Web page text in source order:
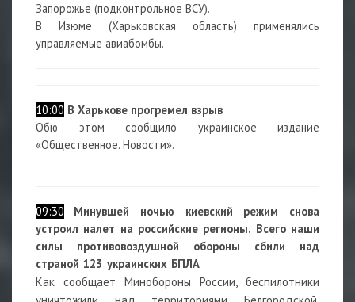
Запорожье (подконтрольное ВСУ).
В Изюме (Харьковская область) применялись
управляемые авиабомбы.
10:00 В Харькове прогремел взрыв
Обю этом сообщило украинское издание
«Общественное. Новости».
09:30
Минувшей ночью киевский режим снова
устроил налет на российские регионы. Всего наши
силы противовоздушной обороны сбили над
страной 123 украинских БПЛА
Как сообщает Минобороны России, беспилотники